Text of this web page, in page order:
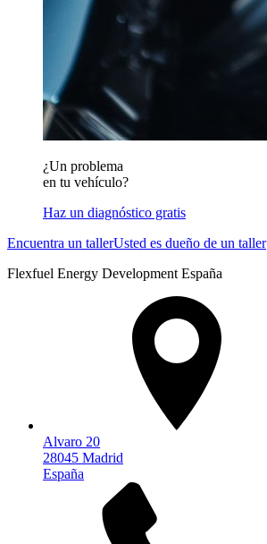
¿Un problema
en tu vehículo?
Haz un diagnóstico gratis
Encuentra un tallerUsted es dueño de un taller
Flexfuel Energy Development España
Alvaro 20
28045 Madrid
España